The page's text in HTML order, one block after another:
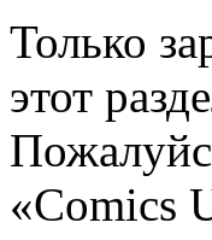
Только
этот
«Comics